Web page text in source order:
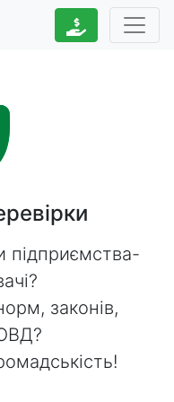
підприємства-
законів,